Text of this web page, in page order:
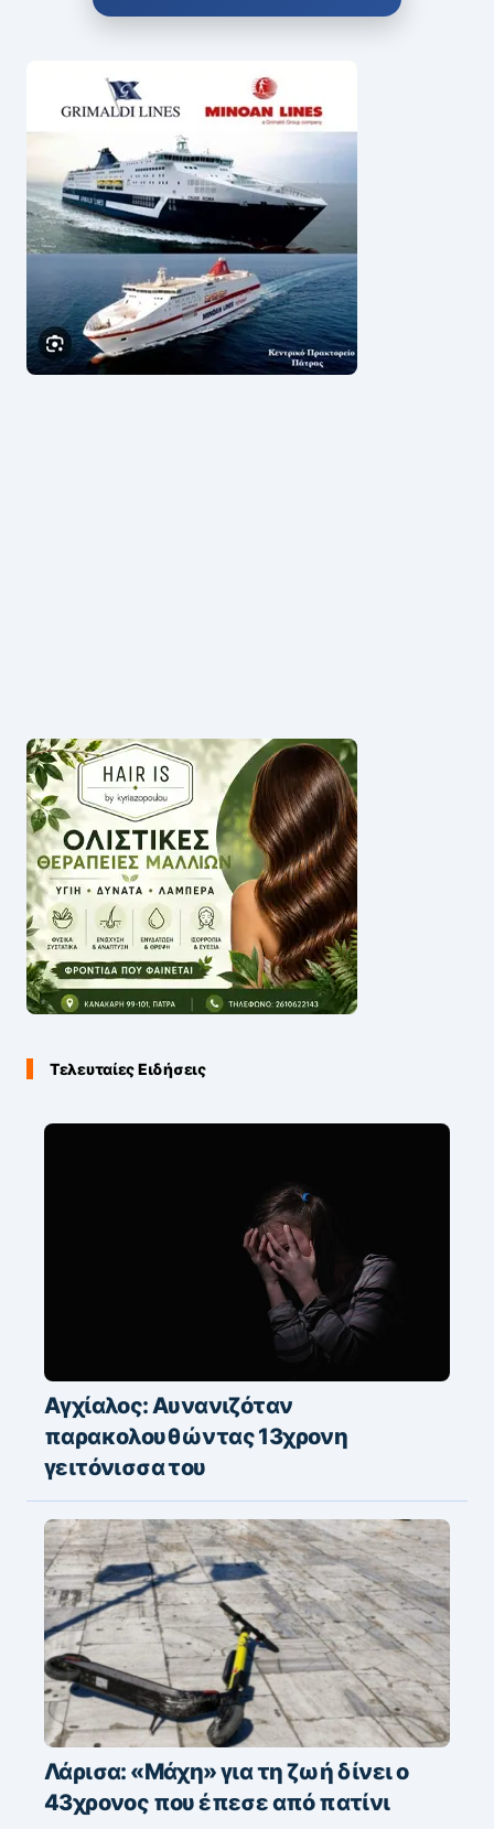
Τελευταίες Ειδήσεις
Αγχίαλος: Αυνανιζόταν
παρακολουθώντας 13χρονη
γειτόνισσα του
Λάρισα: «Μάχη» για τη ζωή δίνει ο
43χρονος που έπεσε από πατίνι